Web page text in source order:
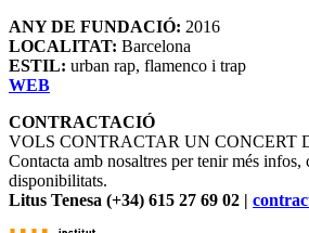
ANY DE FUNDACIÓ: 2016
LOCALITAT: Barcelona
ESTIL: urban rap, flamenco i trap
WEB
CONTRACTACIÓ
VOLS CONTRACTAR UN CONCERT
Contacta amb nosaltres per tenir més infos,
disponibilitats.
Litus Tenesa (+34) 615 27 69 02 |